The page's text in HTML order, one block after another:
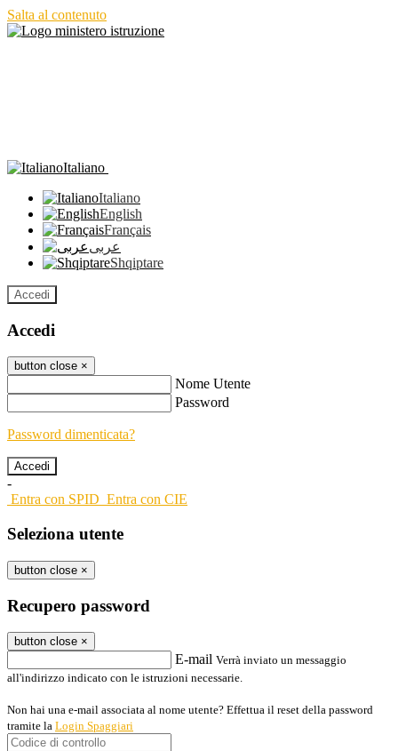
Salta al contenuto
Italiano
Italiano
English
Français
عربى
Shqiptare
Accedi
Accedi
button close ×
Nome Utente
Password
Password dimenticata?
-
Entra con SPID Entra con CIE
Seleziona utente
button close ×
Recupero password
button close ×
E-mail Verrà inviato un messaggio
all'indirizzo indicato con le istruzioni necessarie.
Non hai una e-mail associata al nome utente? Effettua il reset della password
tramite la Login Spaggiari